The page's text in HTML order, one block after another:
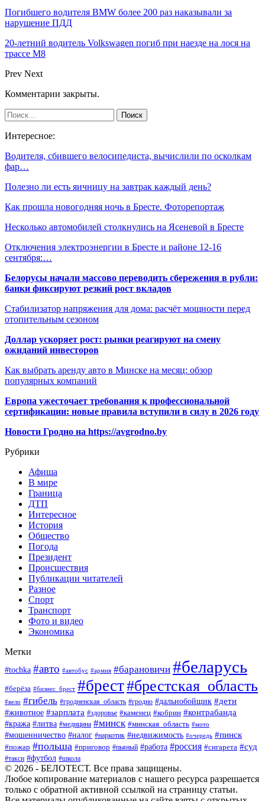
Погибшего водителя BMW более 200 раз наказывали за
нарушение ПДД
20-летний водитель Volkswagen погиб при наезде на лося на
трассе М8
Prev Next
Комментарии закрыты.
Интересное:
Водителя, сбившего велосипедиста, вычислили по осколкам
фар…
Полезно ли есть яичницу на завтрак каждый день?
Как прошла новогодняя ночь в Бресте. Фоторепортаж
Несколько автомобилей столкнулись на Ясеневой в Бресте
Отключения электроэнергии в Бресте и районе 12-16
сентября:…
Белорусы начали массово переводить сбережения в рубли:
банки фиксируют резкий рост вкладов
Стабилизатор напряжения для дома: расчёт мощности перед
отопительным сезоном
Доллар ускоряет рост: рынки реагируют на смену
ожиданий инвесторов
Как выбрать аренду авто в Минске на месяц: обзор
популярных компаний
Европа ужесточает требования к профессиональной
сертификации: новые правила вступили в силу в 2026 году
Новости Гродно на https://avgrodno.by
Рубрики
Афиша
В мире
Граница
ДТП
Интересное
История
Общество
Погода
Президент
Происшествия
Публикации читателей
Разное
Спорт
Транспорт
Фото и видео
Экономика
Метки
#tochka #авто #автобус #армия #барановичи #беларусь
#берёза #бизнес_брест #брест#брестская_область
#вело #гибель #гродненская_область #гродно #дальнобойщик #дети
#животное #зарплата #здоровье #каменец #кобрин #контрабанда
#кража #литва #медицина #минск #минская_область #мото
#мошенничество #налог #наркотик #недвижимость #очередь #пинск
#пожар #польша #приговор #пьяный #работа #россия #сигарета #суд
#такси #футбол #школа
© 2026 - БЕЛОТЕСТ. Все права защищены.
Любое копирование материалов с нашего ресурса разрешается
только с обратной активной ссылкой на страницу статьи.